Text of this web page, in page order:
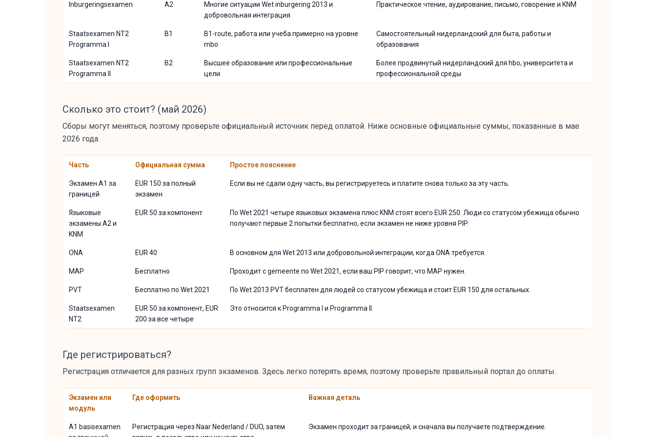
Inburgeringsexamen A2
Многие ситуации Wet inburgering 2013 и
добровольная интеграция
Практическое чтение, аудирование, письмо, говорение и KNM
Staatsexamen NT2
Programma I
B1
B1-route, работа или учеба примерно на уровне
mbo
Самостоятельный нидерландский для быта, работы и
образования
Staatsexamen NT2
Programma II
B2
Высшее образование или профессиональные
цели
Более продвинутый нидерландский для hbo, университета и
профессиональной среды
Сколько это стоит? (май 2026)
Сборы могут меняться, поэтому проверьте официальный источник перед оплатой. Ниже основные официальные суммы, показанные в мае
2026 года.
Часть Официальная сумма Простое пояснение
Экзамен A1 за
границей
EUR 150 за полный
экзамен
Если вы не сдали одну часть, вы регистрируетесь и платите снова только за эту часть.
Языковые
экзамены A2 и
KNM
EUR 50 за компонент
По Wet 2021 четыре языковых экзамена плюс KNM стоят всего EUR 250. Люди со статусом убежища обычно
получают первые 2 попытки бесплатно, если экзамен не ниже уровня PIP.
ONA EUR 40 В основном для Wet 2013 или добровольной интеграции, когда ONA требуется.
MAP Бесплатно Проходит с gemeente по Wet 2021, если ваш PIP говорит, что MAP нужен.
PVT Бесплатно по Wet 2021 По Wet 2013 PVT бесплатен для людей со статусом убежища и стоит EUR 150 для остальных.
Staatsexamen
NT2
EUR 50 за компонент, EUR
200 за все четыре
Это относится к Programma I и Programma II.
Где регистрироваться?
Регистрация отличается для разных групп экзаменов. Здесь легко потерять время, поэтому проверьте правильный портал до оплаты.
Экзамен или
модуль
Где оформить Важная деталь
A1 basisexamen
Регистрация через Naar Nederland / DUO, затем
Экзамен проходит за границей, и сначала вы получаете подтверждение.